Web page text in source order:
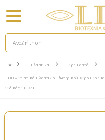
Πλαστικά Κρεμαστά
LIDO Φωτιστικό Πλαστικό Εξωτερικού Χώρου
Κωδικός:130973